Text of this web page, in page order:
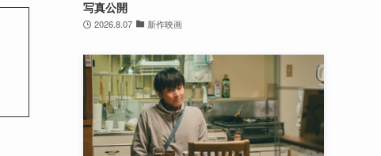
写真公開
2026.8.07 新作映画